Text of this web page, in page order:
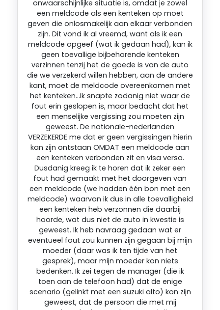
onwaarschijnlijke situatie is, omdat je zowel
een meldcode als een kenteken op moet
geven die onlosmakelijk aan elkaar verbonden
zijn. Dit vond ik al vreemd, want als ik een
meldcode opgeef (wat ik gedaan had), kan ik
geen toevallige bijbehorende kenteken
verzinnen tenzij het de goede is van de auto
die we verzekerd willen hebben, aan de andere
kant, moet de meldcode overeenkomen met
het kenteken…Ik snapte zodanig niet waar de
fout erin geslopen is, maar bedacht dat het
een menselijke vergissing zou moeten zijn
geweest. De nationale-nederlanden
VERZEKERDE me dat er geen vergissingen hierin
kan zijn ontstaan OMDAT een meldcode aan
een kenteken verbonden zit en visa versa.
Dusdanig kreeg ik te horen dat ik zeker een
fout had gemaakt met het doorgeven van
een meldcode (we hadden één bon met een
meldcode) waarvan ik dus in alle toevalligheid
een kenteken heb verzonnen die daarbij
hoorde, wat dus niet de auto in kwestie is
geweest. Ik heb navraag gedaan wat er
eventueel fout zou kunnen zijn gegaan bij mijn
moeder (daar was ik ten tijde van het
gesprek), maar mijn moeder kon niets
bedenken. Ik zei tegen de manager (die ik
toen aan de telefoon had) dat de enige
scenario (gelinkt met een suzuki alto) kon zijn
geweest, dat de persoon die met mij